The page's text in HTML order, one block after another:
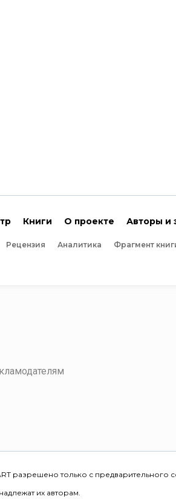
Книги О проекте Авторы и
Рецензия Аналитика Фрагмент
разрешено только с предварительного
их авторам.